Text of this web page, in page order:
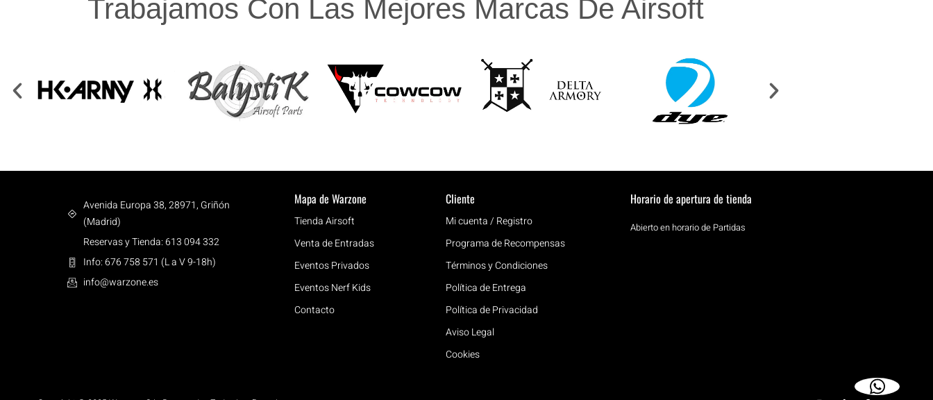
Trabajamos Con Las Mejores Marcas De Airsoft
Avenida Europa 38, 28971, Griñón
(Madrid)
Reservas y Tienda: 613 094 332
Info: 676 758 571 (L a V 9-18h)
info@warzone.es
Mapa de Warzone
Tienda Airsoft
Venta de Entradas
Eventos Privados
Eventos Nerf Kids
Contacto
Cliente
Mi cuenta / Registro
Programa de Recompensas
Términos y Condiciones
Política de Entrega
Política de Privacidad
Aviso Legal
Cookies
Horario de apertura de tienda
Abierto en horario de Partidas